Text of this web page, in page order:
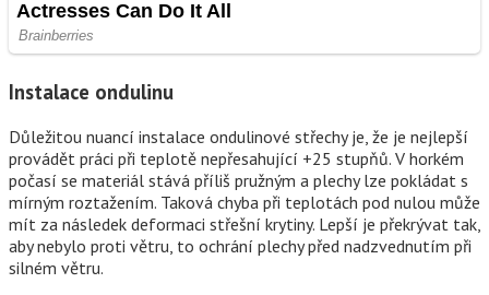
Instalace ondulinu
Důležitou nuancí instalace ondulinové střechy je, že je nejlepší
provádět práci při teplotě nepřesahující +25 stupňů. V horkém
počasí se materiál stává příliš pružným a plechy lze pokládat s
mírným roztažením. Taková chyba při teplotách pod nulou může
mít za následek deformaci střešní krytiny. Lepší je překrývat tak,
aby nebylo proti větru, to ochrání plechy před nadzvednutím při
silném větru.